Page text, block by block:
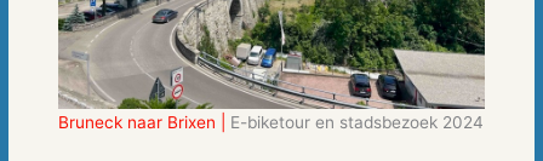
Bruneck naar Brixen | E-biketour en stadsbezoek 2024